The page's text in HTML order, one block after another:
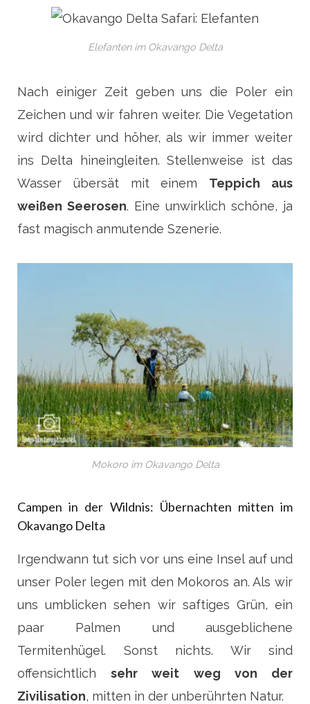
Elefanten im Okavango Delta
Nach einiger Zeit geben uns die Poler ein
Zeichen und wir fahren weiter. Die Vegetation
wird dichter und höher, als wir immer weiter
ins Delta hineingleiten. Stellenweise ist das
Wasser übersät mit einem Teppich aus
weißen Seerosen. Eine unwirklich schöne, ja
fast magisch anmutende Szenerie.
Mokoro im Okavango Delta
Campen in der Wildnis: Übernachten mitten im
Okavango Delta
Irgendwann tut sich vor uns eine Insel auf und
unser Poler legen mit den Mokoros an. Als wir
uns umblicken sehen wir saftiges Grün, ein
paar Palmen und ausgeblichene
Termitenhügel. Sonst nichts. Wir sind
offensichtlichsehr weit weg von der
Zivilisation, mitten in der unberührten Natur.